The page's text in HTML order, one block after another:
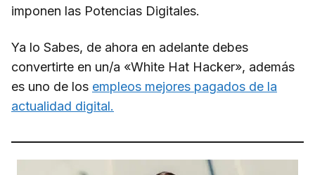
imponen las Potencias Digitales.
Ya lo Sabes, de ahora en adelante debes
convertirte en un/a «White Hat Hacker», además
es uno de los empleos mejores pagados de la
actualidad digital.